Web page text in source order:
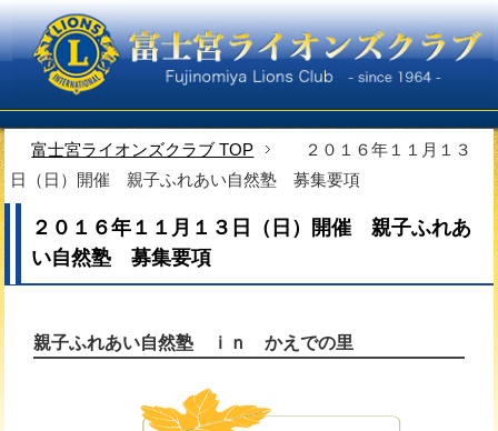
富士宮ライオンズクラブ TOP
２０１６年１１月１３
日（日）開催 親子ふれあい自然塾 募集要項
２０１６年１１月１３日（日）開催 親子ふれあ
い自然塾 募集要項
親子ふれあい自然塾 ｉｎ かえでの里